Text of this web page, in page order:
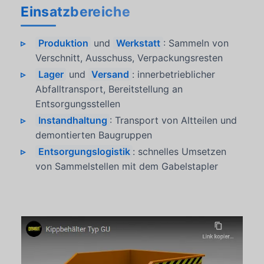
Einsatzbereiche
Produktion und Werkstatt : Sammeln von
Verschnitt, Ausschuss, Verpackungsresten
Lager und Versand : innerbetrieblicher
Abfalltransport, Bereitstellung an
Entsorgungsstellen
Instandhaltung : Transport von Altteilen und
demontierten Baugruppen
Entsorgungslogistik : schnelles Umsetzen
von Sammelstellen mit dem Gabelstapler